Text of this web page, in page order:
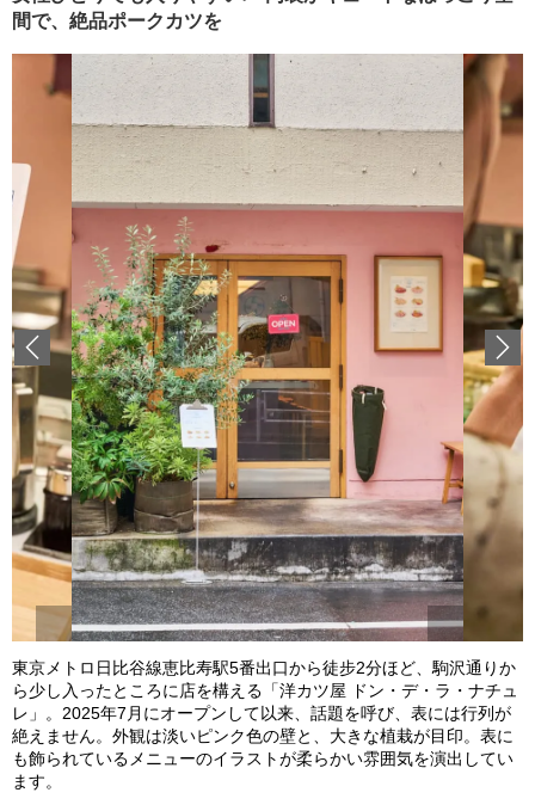
間で、絶品ポークカツを
Previous
東京メトロ日比谷線恵比寿駅5番出口から徒步2分ほど、駒沢通りか
ら少し入ったところに店を構える「洋カツ屋 ドン・デ・ラ・ナチュ
レ」。2025年7月にオープンして以来、話題を呼び、表には行列が
絶えません。外観は淡いピンク色の壁と、大きな植栽が目印。表に
も飾られているメニューのイラストが柔らかい雰囲気を演出してい
ます。